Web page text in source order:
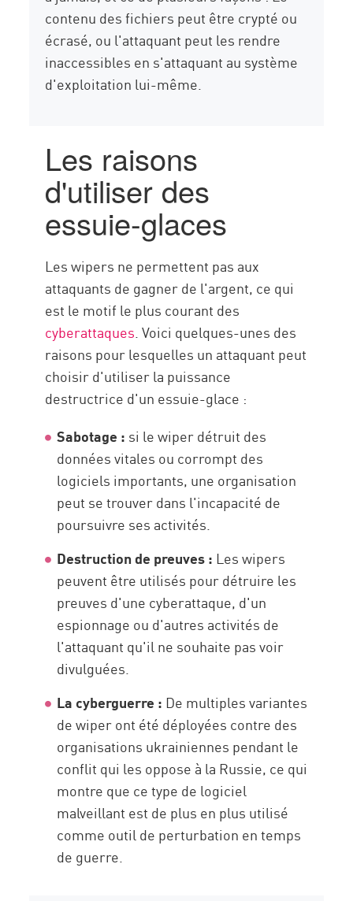
contenu des fichiers peut être crypté ou
écrasé, ou l'attaquant peut les rendre
inaccessibles en s'attaquant au système
d'exploitation lui-même.
Les raisons
d'utiliser des
essuie-glaces
Les wipers ne permettent pas aux
attaquants de gagner de l'argent, ce qui
est le motif le plus courant des
cyberattaques. Voici quelques-unes des
raisons pour lesquelles un attaquant peut
choisir d'utiliser la puissance
destructrice d'un essuie-glace :
Sabotage : si le wiper détruit des
données vitales ou corrompt des
logiciels importants, une organisation
peut se trouver dans l'incapacité de
poursuivre ses activités.
Destruction de preuves : Les wipers
peuvent être utilisés pour détruire les
preuves d'une cyberattaque, d'un
espionnage ou d'autres activités de
l'attaquant qu'il ne souhaite pas voir
divulguées.
La cyberguerre : De multiples variantes
de wiper ont été déployées contre des
organisations ukrainiennes pendant le
conflit qui les oppose à la Russie, ce qui
montre que ce type de logiciel
malveillant est de plus en plus utilisé
comme outil de perturbation en temps
de guerre.